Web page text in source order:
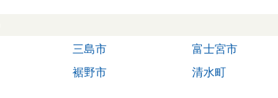
三島市 富士宮市
裾野市 清水町